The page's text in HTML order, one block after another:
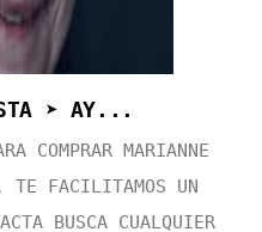
➤ AY...
COMPRAR MARIANNE
TE FACILITAMOS UN
BUSCA CUALQUIER